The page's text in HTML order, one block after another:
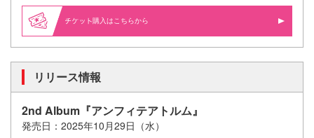
購入はこちらから
リリース情報
2nd Album『アンフィテアトルム』
発売日：2025年10月29日（水）